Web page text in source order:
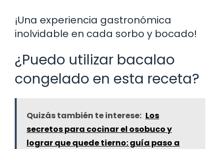
¡Una experiencia gastronómica
inolvidable en cada sorbo y bocado!
¿Puedo utilizar bacalao
congelado en esta receta?
Quizás también te interese: Los
secretos para cocinar el osobuco y
lograr que quede tierno: guía paso a